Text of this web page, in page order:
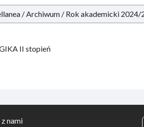
kursów
II stopień
nami